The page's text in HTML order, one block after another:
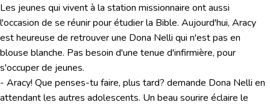
Les jeunes qui vivent à la station missionnaire ont aussi
l'occasion de se réunir pour étudier la Bible. Aujourd'hui, Aracy
est heureuse de retrouver une Dona Nelli qui n'est pas en
blouse blanche. Pas besoin d'une tenue d'infirmière, pour
s'occuper de jeunes.
- Aracy! Que penses-tu faire, plus tard? demande Dona Nelli en
attendant les autres adolescents. Un beau sourire éclaire le